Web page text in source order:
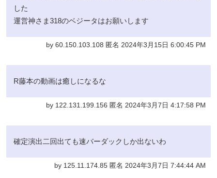
した
運営神さま318のベジータはお願いします
by 60.150.103.108 匿名 2024年3月15日 6:00:45 PM
R藤本の動画は癒しになるな
by 122.131.199.156 匿名 2024年3月7日 4:17:58 PM
確定演出二回出ても速バーダックしか出ないわ
by 125.11.174.85 匿名 2024年3月7日 7:44:44 AM